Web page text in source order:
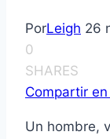
PorLeigh 26
0
SHARES
Compartir
Un hombre,